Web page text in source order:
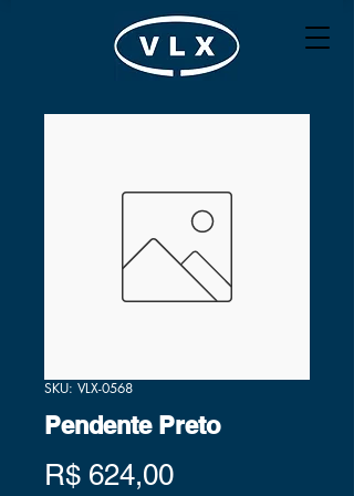
SKU: VLX-0568
Pendente Preto
R$ 624,00Preço